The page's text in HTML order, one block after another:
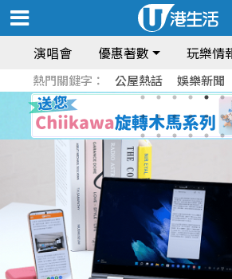
演唱會 優惠著數 玩樂情
熱門關鍵字： 公屋熱話 娛樂新聞